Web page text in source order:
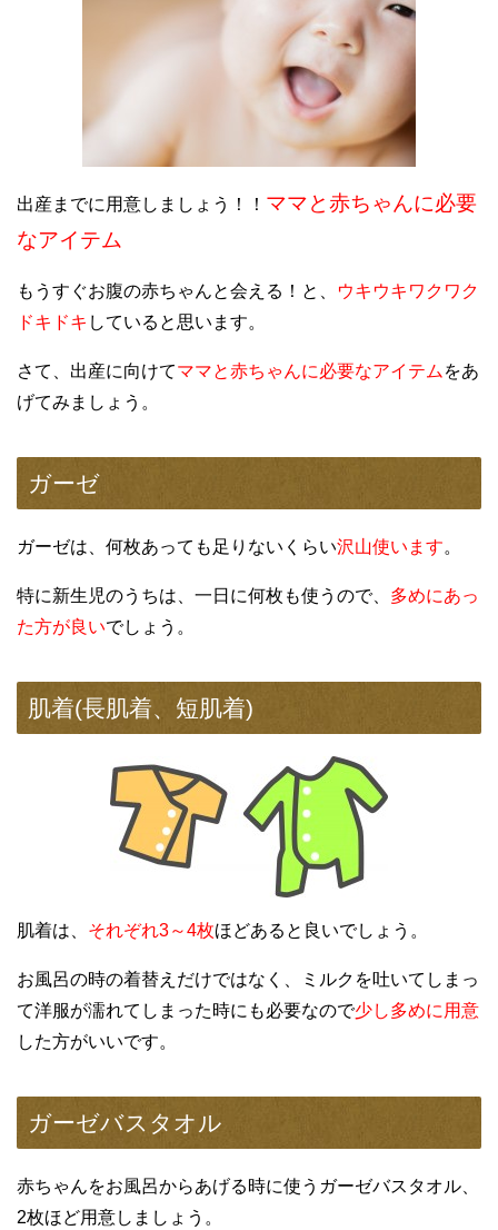
出産までに用意しましょう！！ ママと赤ちゃんに必要
なアイテム
もうすぐお腹の赤ちゃんと会える！と、
ウキウキワクワク
ドキドキ していると思います。
さて、出産に向けてママと赤ちゃんに必要なアイテム をあ
げてみましょう。
ガーゼ
ガーゼは、何枚あっても足りないくらい沢山使います。
特に新生児のうちは、一日に何枚も使うので、 多めにあっ
た方が良いでしょう。
肌着(長肌着、短肌着)
肌着は、 それぞれ3～4枚ほどあると良いでしょう。
お風呂の時の着替えだけではなく、ミルクを吐いてしまっ
て洋服が濡れてしまった時にも必要なので少し多めに用意
した方がいいです。
ガーゼバスタオル
赤ちゃんをお風呂からあげる時に使うガーゼバスタオル、
2枚ほど用意しましょう。